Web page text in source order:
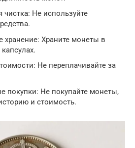
чистка: Не используйте
хранение: Храните монеты в
Не переплачивайте за
покупки: Не покупайте монеты,
и стоимость.